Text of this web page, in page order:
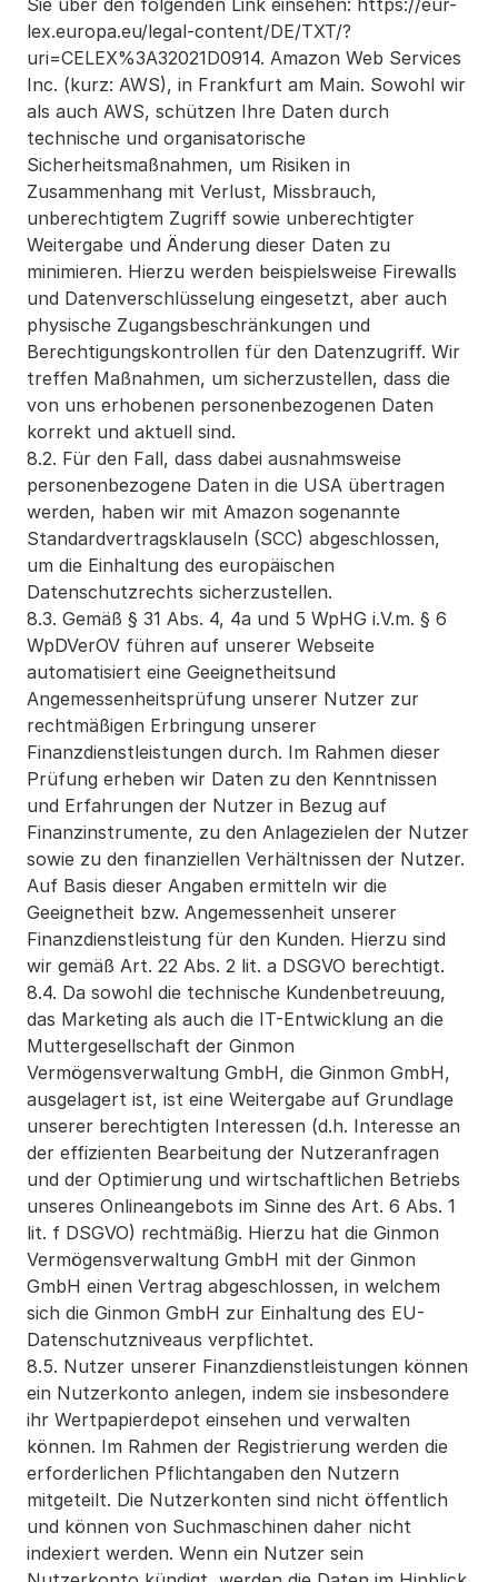
Sie über den folgenden Link einsehen: https://eur-
lex.europa.eu/legal-content/DE/TXT/?
uri=CELEX%3A32021D0914. Amazon Web Services
Inc. (kurz: AWS), in Frankfurt am Main. Sowohl wir
als auch AWS, schützen Ihre Daten durch
technische und organisatorische
Sicherheitsmaßnahmen, um Risiken in
Zusammenhang mit Verlust, Missbrauch,
unberechtigtem Zugriff sowie unberechtigter
Weitergabe und Änderung dieser Daten zu
minimieren. Hierzu werden beispielsweise Firewalls
und Datenverschlüsselung eingesetzt, aber auch
physische Zugangsbeschränkungen und
Berechtigungskontrollen für den Datenzugriff. Wir
treffen Maßnahmen, um sicherzustellen, dass die
von uns erhobenen personenbezogenen Daten
korrekt und aktuell sind.
8.2. Für den Fall, dass dabei ausnahmsweise
personenbezogene Daten in die USA übertragen
werden, haben wir mit Amazon sogenannte
Standardvertragsklauseln (SCC) abgeschlossen,
um die Einhaltung des europäischen
Datenschutzrechts sicherzustellen.
8.3. Gemäß § 31 Abs. 4, 4a und 5 WpHG i.V.m. § 6
WpDVerOV führen auf unserer Webseite
automatisiert eine Geeignetheitsund
Angemessenheitsprüfung unserer Nutzer zur
rechtmäßigen Erbringung unserer
Finanzdienstleistungen durch. Im Rahmen dieser
Prüfung erheben wir Daten zu den Kenntnissen
und Erfahrungen der Nutzer in Bezug auf
Finanzinstrumente, zu den Anlagezielen der Nutzer
sowie zu den finanziellen Verhältnissen der Nutzer.
Auf Basis dieser Angaben ermitteln wir die
Geeignetheit bzw. Angemessenheit unserer
Finanzdienstleistung für den Kunden. Hierzu sind
wir gemäß Art. 22 Abs. 2 lit. a DSGVO berechtigt.
8.4. Da sowohl die technische Kundenbetreuung,
das Marketing als auch die IT-Entwicklung an die
Muttergesellschaft der Ginmon
Vermögensverwaltung GmbH, die Ginmon GmbH,
ausgelagert ist, ist eine Weitergabe auf Grundlage
unserer berechtigten Interessen (d.h. Interesse an
der effizienten Bearbeitung der Nutzeranfragen
und der Optimierung und wirtschaftlichen Betriebs
unseres Onlineangebots im Sinne des Art. 6 Abs. 1
lit. f DSGVO) rechtmäßig. Hierzu hat die Ginmon
Vermögensverwaltung GmbH mit der Ginmon
GmbH einen Vertrag abgeschlossen, in welchem
sich die Ginmon GmbH zur Einhaltung des EU-
Datenschutzniveaus verpflichtet.
8.5. Nutzer unserer Finanzdienstleistungen können
ein Nutzerkonto anlegen, indem sie insbesondere
ihr Wertpapierdepot einsehen und verwalten
können. Im Rahmen der Registrierung werden die
erforderlichen Pflichtangaben den Nutzern
mitgeteilt. Die Nutzerkonten sind nicht öffentlich
und können von Suchmaschinen daher nicht
indexiert werden. Wenn ein Nutzer sein